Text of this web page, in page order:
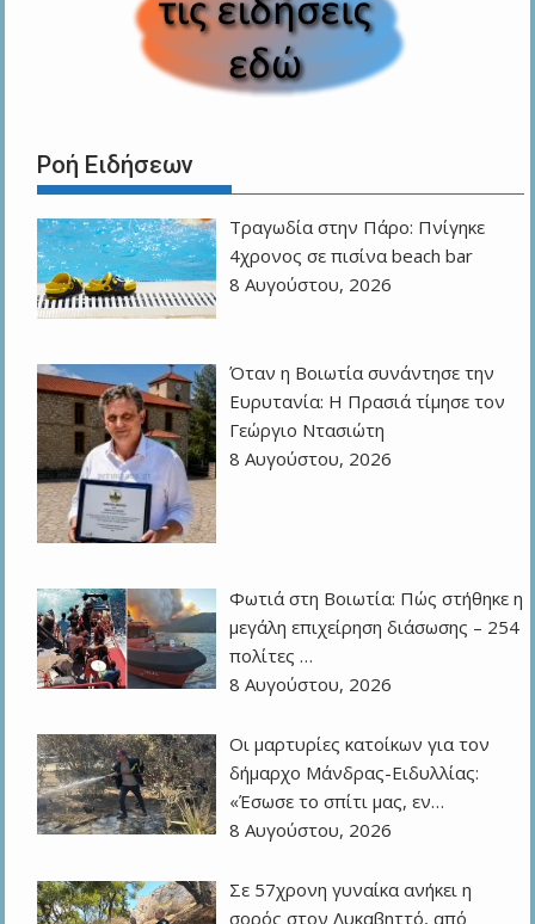
Ροή Ειδήσεων
Τραγωδία στην Πάρο: Πνίγηκε
4χρονος σε πισίνα beach bar
8 Αυγούστου, 2026
Όταν η Βοιωτία συνάντησε την
Ευρυτανία: Η Πρασιά τίμησε τον
Γεώργιο Ντασιώτη
8 Αυγούστου, 2026
Φωτιά στη Βοιωτία: Πώς στήθηκε η
μεγάλη επιχείρηση διάσωσης – 254
πολίτες …
8 Αυγούστου, 2026
Οι μαρτυρίες κατοίκων για τον
δήμαρχο Μάνδρας-Ειδυλλίας:
«Έσωσε το σπίτι μας, εν…
8 Αυγούστου, 2026
Σε 57χρονη γυναίκα ανήκει η
σορός στον Λυκαβηττό, από